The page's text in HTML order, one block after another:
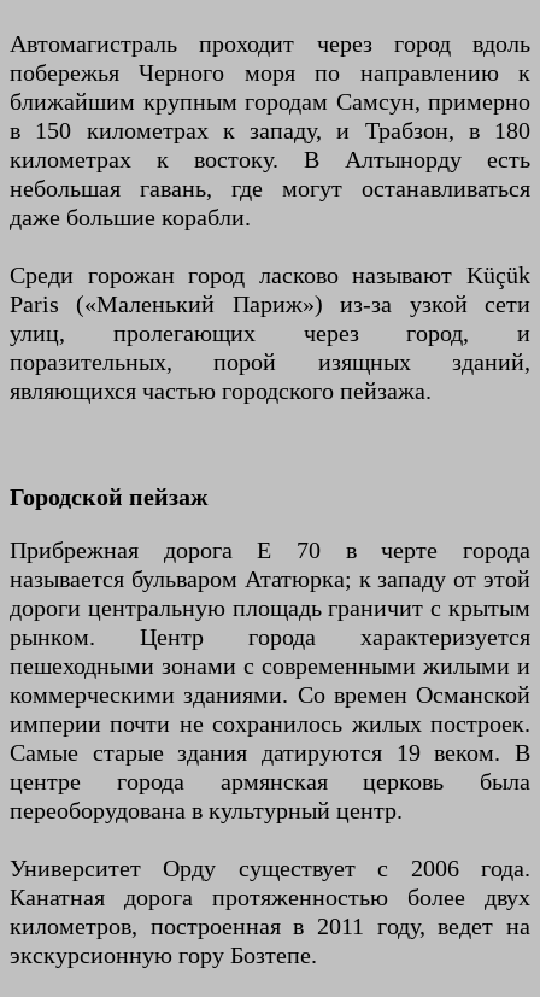
Автомагистраль проходит через город вдоль
побережья Черного моря по направлению к
ближайшим крупным городам Самсун, примерно
в 150 километрах к западу, и Трабзон, в 180
километрах к востоку. В Алтынорду есть
небольшая гавань, где могут останавливаться
даже большие корабли.
Среди горожан город ласково называют Küçük
Paris («Маленький Париж») из-за узкой сети
улиц, пролегающих через город, и
поразительных, порой изящных зданий,
являющихся частью городского пейзажа.
Городской пейзаж
Прибрежная дорога E 70 в черте города
называется бульваром Ататюрка; к западу от этой
дороги центральную площадь граничит с крытым
рынком. Центр города характеризуется
пешеходными зонами с современными жилыми и
коммерческими зданиями. Со времен Османской
империи почти не сохранилось жилых построек.
Самые старые здания датируются 19 веком. В
центре города армянская церковь была
переоборудована в культурный центр.
Университет Орду существует с 2006 года.
Канатная дорога протяженностью более двух
километров, построенная в 2011 году, ведет на
экскурсионную гору Бозтепе.